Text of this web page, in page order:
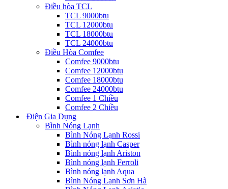
Điều hòa TCL
TCL 9000btu
TCL 12000btu
TCL 18000btu
TCL 24000btu
Điều Hòa Comfee
Comfee 9000btu
Comfee 12000btu
Comfee 18000btu
Comfee 24000btu
Comfee 1 Chiều
Comfee 2 Chiều
Điện Gia Dụng
Bình Nóng Lạnh
Bình Nóng Lạnh Rossi
Bình nóng lạnh Casper
Bình nóng lạnh Ariston
Bình nóng lạnh Ferroli
Bình nóng lạnh Aqua
Bình Nóng Lạnh Sơn Hà